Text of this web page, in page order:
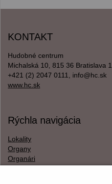
KONTAKT
Hudobné centrum
Michalská 10, 815 36 Bratislava 1
+421 (2) 2047 0111, info@hc.sk
www.hc.sk
Rýchla navigácia
Lokality
Organy
Organári